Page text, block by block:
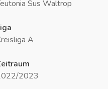
Sus Waltrop
A
2023